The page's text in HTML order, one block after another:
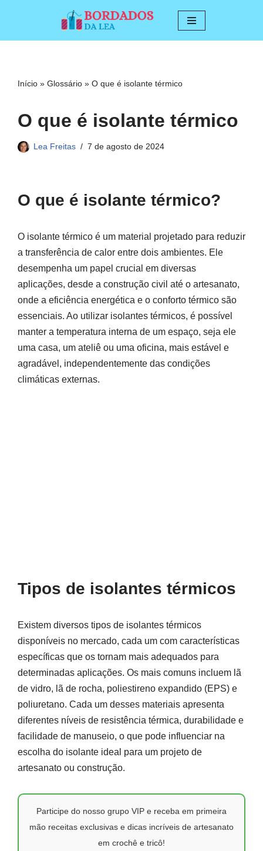
conteúdo
Início » Glossário » O que é isolante térmico
O que é isolante térmico
Lea Freitas 7 de agosto de 2024
O que é isolante térmico?
O isolante térmico é um material projetado para reduzir
a transferência de calor entre dois ambientes. Ele
desempenha um papel crucial em diversas
aplicações, desde a construção civil até o artesanato,
onde a eficiência energética e o conforto térmico são
essenciais. Ao utilizar isolantes térmicos, é possível
manter a temperatura interna de um espaço, seja ele
uma casa, um ateliê ou uma oficina, mais estável e
agradável, independentemente das condições
climáticas externas.
Tipos de isolantes térmicos
Existem diversos tipos de isolantes térmicos
disponíveis no mercado, cada um com características
específicas que os tornam mais adequados para
determinadas aplicações. Os mais comuns incluem lã
de vidro, lã de rocha, poliestireno expandido (EPS) e
poliuretano. Cada um desses materiais apresenta
diferentes níveis de resistência térmica, durabilidade e
facilidade de manuseio, o que pode influenciar na
escolha do isolante ideal para um projeto de
artesanato ou construção.
Participe do nosso grupo VIP e receba em primeira
mão receitas exclusivas e dicas incríveis de artesanato
em crochê e tricô!